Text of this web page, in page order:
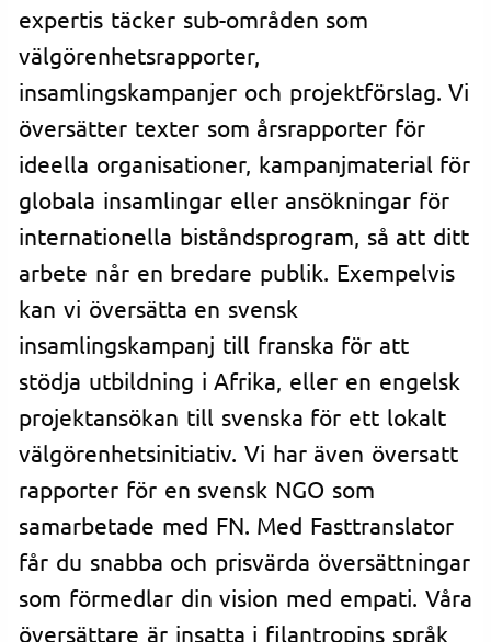
expertis täcker sub-områden som
välgörenhetsrapporter,
insamlingskampanjer och projektförslag. Vi
översätter texter som årsrapporter för
ideella organisationer, kampanjmaterial för
globala insamlingar eller ansökningar för
internationella biståndsprogram, så att ditt
arbete når en bredare publik. Exempelvis
kan vi översätta en svensk
insamlingskampanj till franska för att
stödja utbildning i Afrika, eller en engelsk
projektansökan till svenska för ett lokalt
välgörenhetsinitiativ. Vi har även översatt
rapporter för en svensk NGO som
samarbetade med FN. Med Fasttranslator
får du snabba och prisvärda översättningar
som förmedlar din vision med empati. Våra
översättare är insatta i filantropins språk